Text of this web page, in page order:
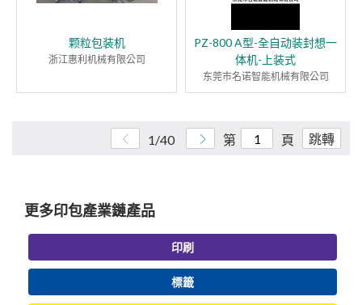
颗粒包装机
浙江惠利机械有限公司
PZ-800 A型-全自动装封想一
体机-上装式
东莞市名诺智能机械有限公司
1/40 第 頁 跳轉
更多印包產業鏈產品
印刷
標籤